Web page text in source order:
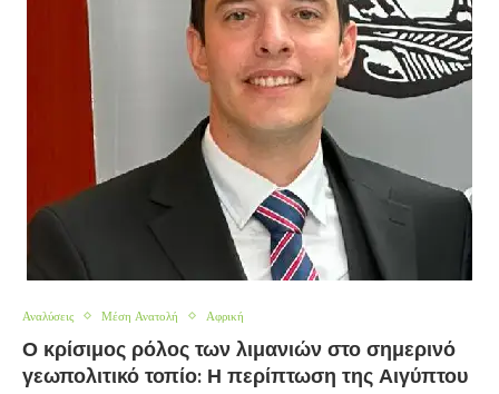
Αναλύσεις Μέση Ανατολή Αφρική
Ο κρίσιμος ρόλος των λιμανιών στο σημερινό
γεωπολιτικό τοπίο: Η περίπτωση της Αιγύπτου